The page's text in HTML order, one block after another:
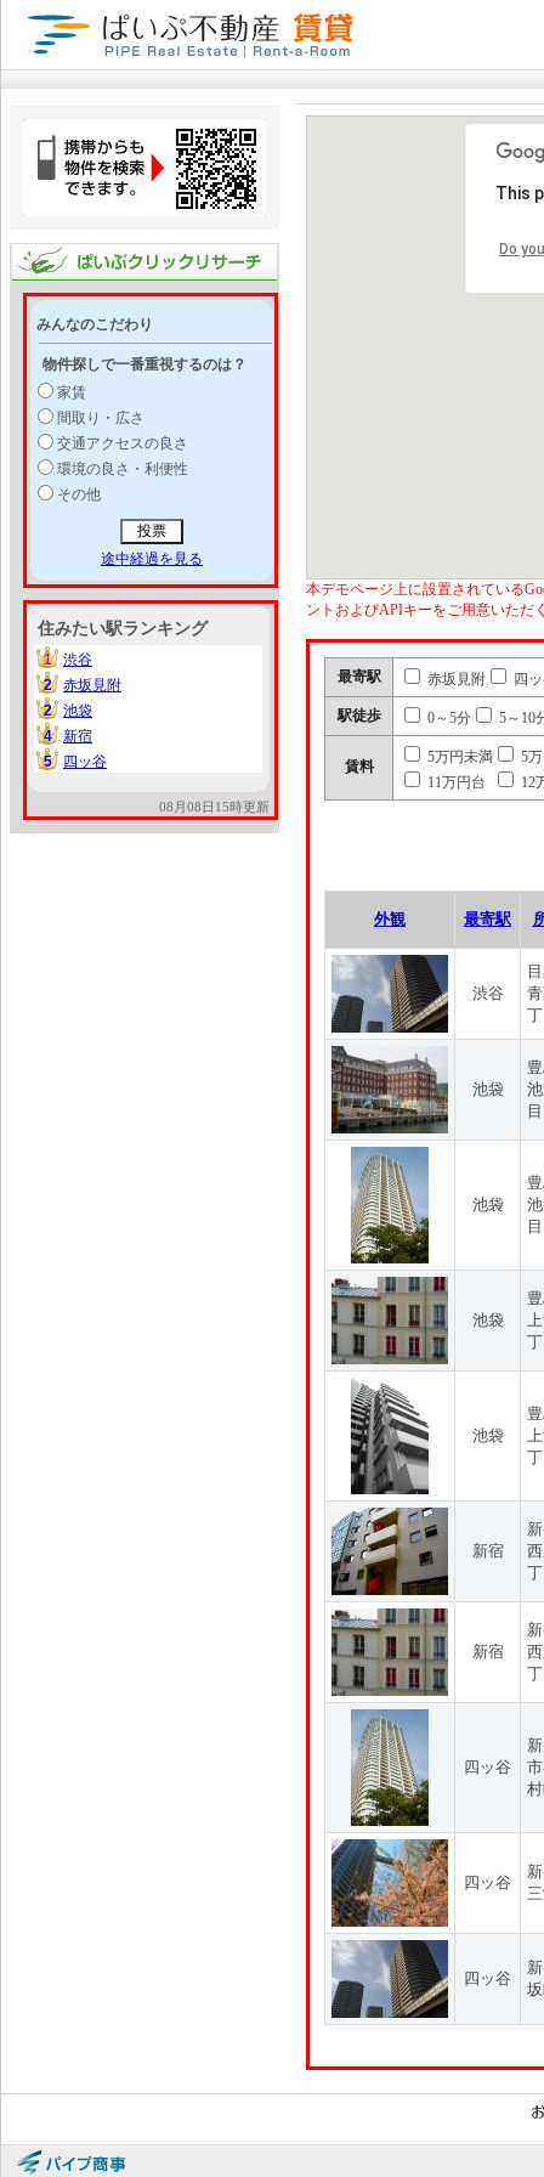
みんなのこだわり
物件探しで一番重視するのは？
家賃
間取り・広さ
交通アクセスの良さ
環境の良さ・利便性
その他
途中経過を見る
住みたい駅ランキング
1
1
渋谷
2
2
赤坂見附
2
2
池袋
4
4
新宿
5
5 四ッ谷
08月08日15時更新
This
Do
本デモページ上に設置されている
ントおよびAPIキーをご用意いただ
最寄駅 赤坂見附 四
駅徒歩 0～5分 5～10
賃料
5万円未満
5
11万円台
12
外観 最寄駅
渋谷
池袋
池袋
目
池袋
池袋
新宿
新宿
四ッ谷
四ッ谷
四ッ谷